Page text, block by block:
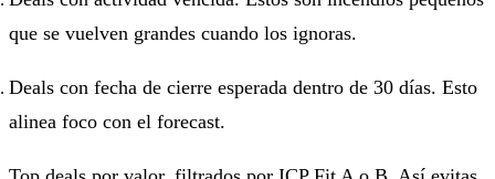
que se vuelven grandes cuando los ignoras.
Deals con fecha de cierre esperada dentro de 30 días. Esto
alinea foco con el forecast.